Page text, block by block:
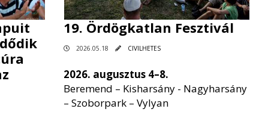
19. Ördögkatlan Fesztivál
2026.05.18 CIVILHETES
2026. augusztus 4–8.
Beremend – Kisharsány - Nagyharsány
– Szoborpark – Vylyan